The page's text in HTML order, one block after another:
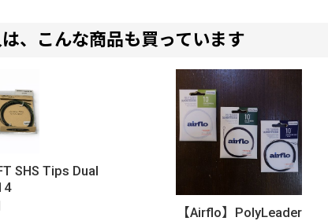
、こんな商品も買っています
SHS Tips Dual
【Airflo】PolyLeader